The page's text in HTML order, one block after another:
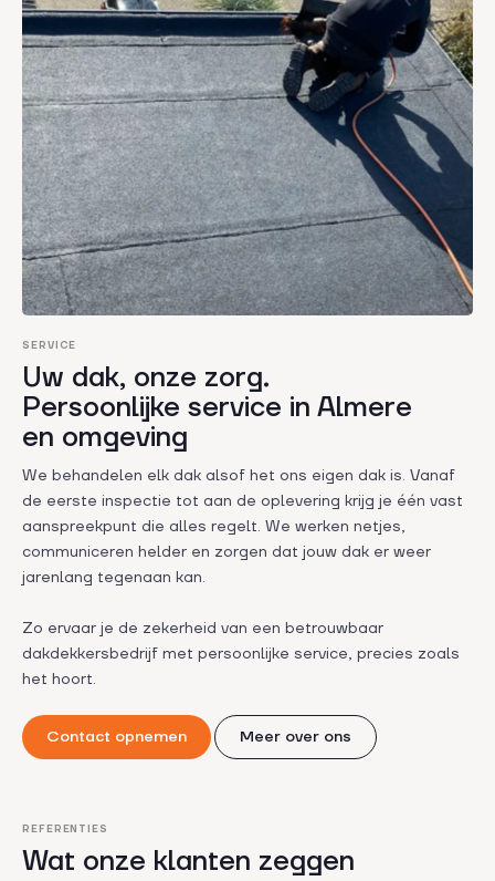
SERVICE
Uw dak, onze zorg.
Persoonlijke service in Almere
en omgeving
We behandelen elk dak alsof het ons eigen dak is. Vanaf
de eerste inspectie tot aan de oplevering krijg je één vast
aanspreekpunt die alles regelt. We werken netjes,
communiceren helder en zorgen dat jouw dak er weer
jarenlang tegenaan kan.
Zo ervaar je de zekerheid van een betrouwbaar
dakdekkersbedrijf met persoonlijke service, precies zoals
het hoort.
Contact opnemen Meer over ons
REFERENTIES
Wat onze klanten zeggen